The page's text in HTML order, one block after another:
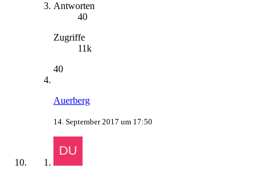
Antworten
40
Zugriffe
11k
40
Auerberg
14. September 2017 um 17:50